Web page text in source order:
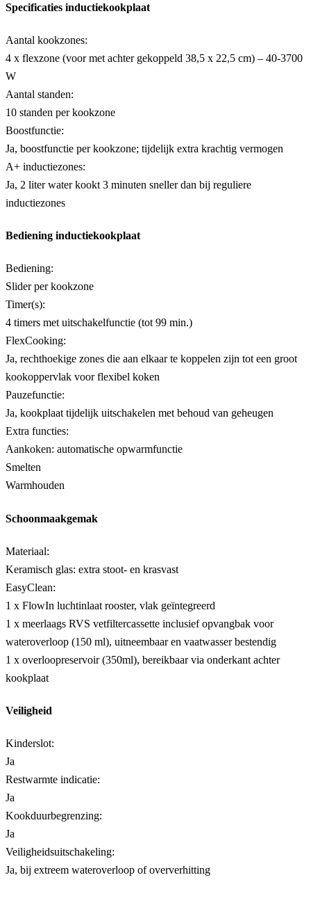
Specificaties inductiekookplaat
Aantal kookzones:
4 x flexzone (voor met achter gekoppeld 38,5 x 22,5 cm) – 40-3700
W
Aantal standen:
10 standen per kookzone
Boostfunctie:
Ja, boostfunctie per kookzone; tijdelijk extra krachtig vermogen
A+ inductiezones:
Ja, 2 liter water kookt 3 minuten sneller dan bij reguliere
inductiezones
Bediening inductiekookplaat
Bediening:
Slider per kookzone
Timer(s):
4 timers met uitschakelfunctie (tot 99 min.)
FlexCooking:
Ja, rechthoekige zones die aan elkaar te koppelen zijn tot een groot
kookoppervlak voor flexibel koken
Pauzefunctie:
Ja, kookplaat tijdelijk uitschakelen met behoud van geheugen
Extra functies:
Aankoken: automatische opwarmfunctie
Smelten
Warmhouden
Schoonmaakgemak
Materiaal:
Keramisch glas: extra stoot- en krasvast
EasyClean:
1 x FlowIn luchtinlaat rooster, vlak geïntegreerd
1 x meerlaags RVS vetfiltercassette inclusief opvangbak voor
wateroverloop (150 ml), uitneembaar en vaatwasser bestendig
1 x overloopreservoir (350ml), bereikbaar via onderkant achter
kookplaat
Veiligheid
Kinderslot:
Ja
Restwarmte indicatie:
Ja
Kookduurbegrenzing:
Ja
Veiligheidsuitschakeling:
Ja, bij extreem wateroverloop of oververhitting